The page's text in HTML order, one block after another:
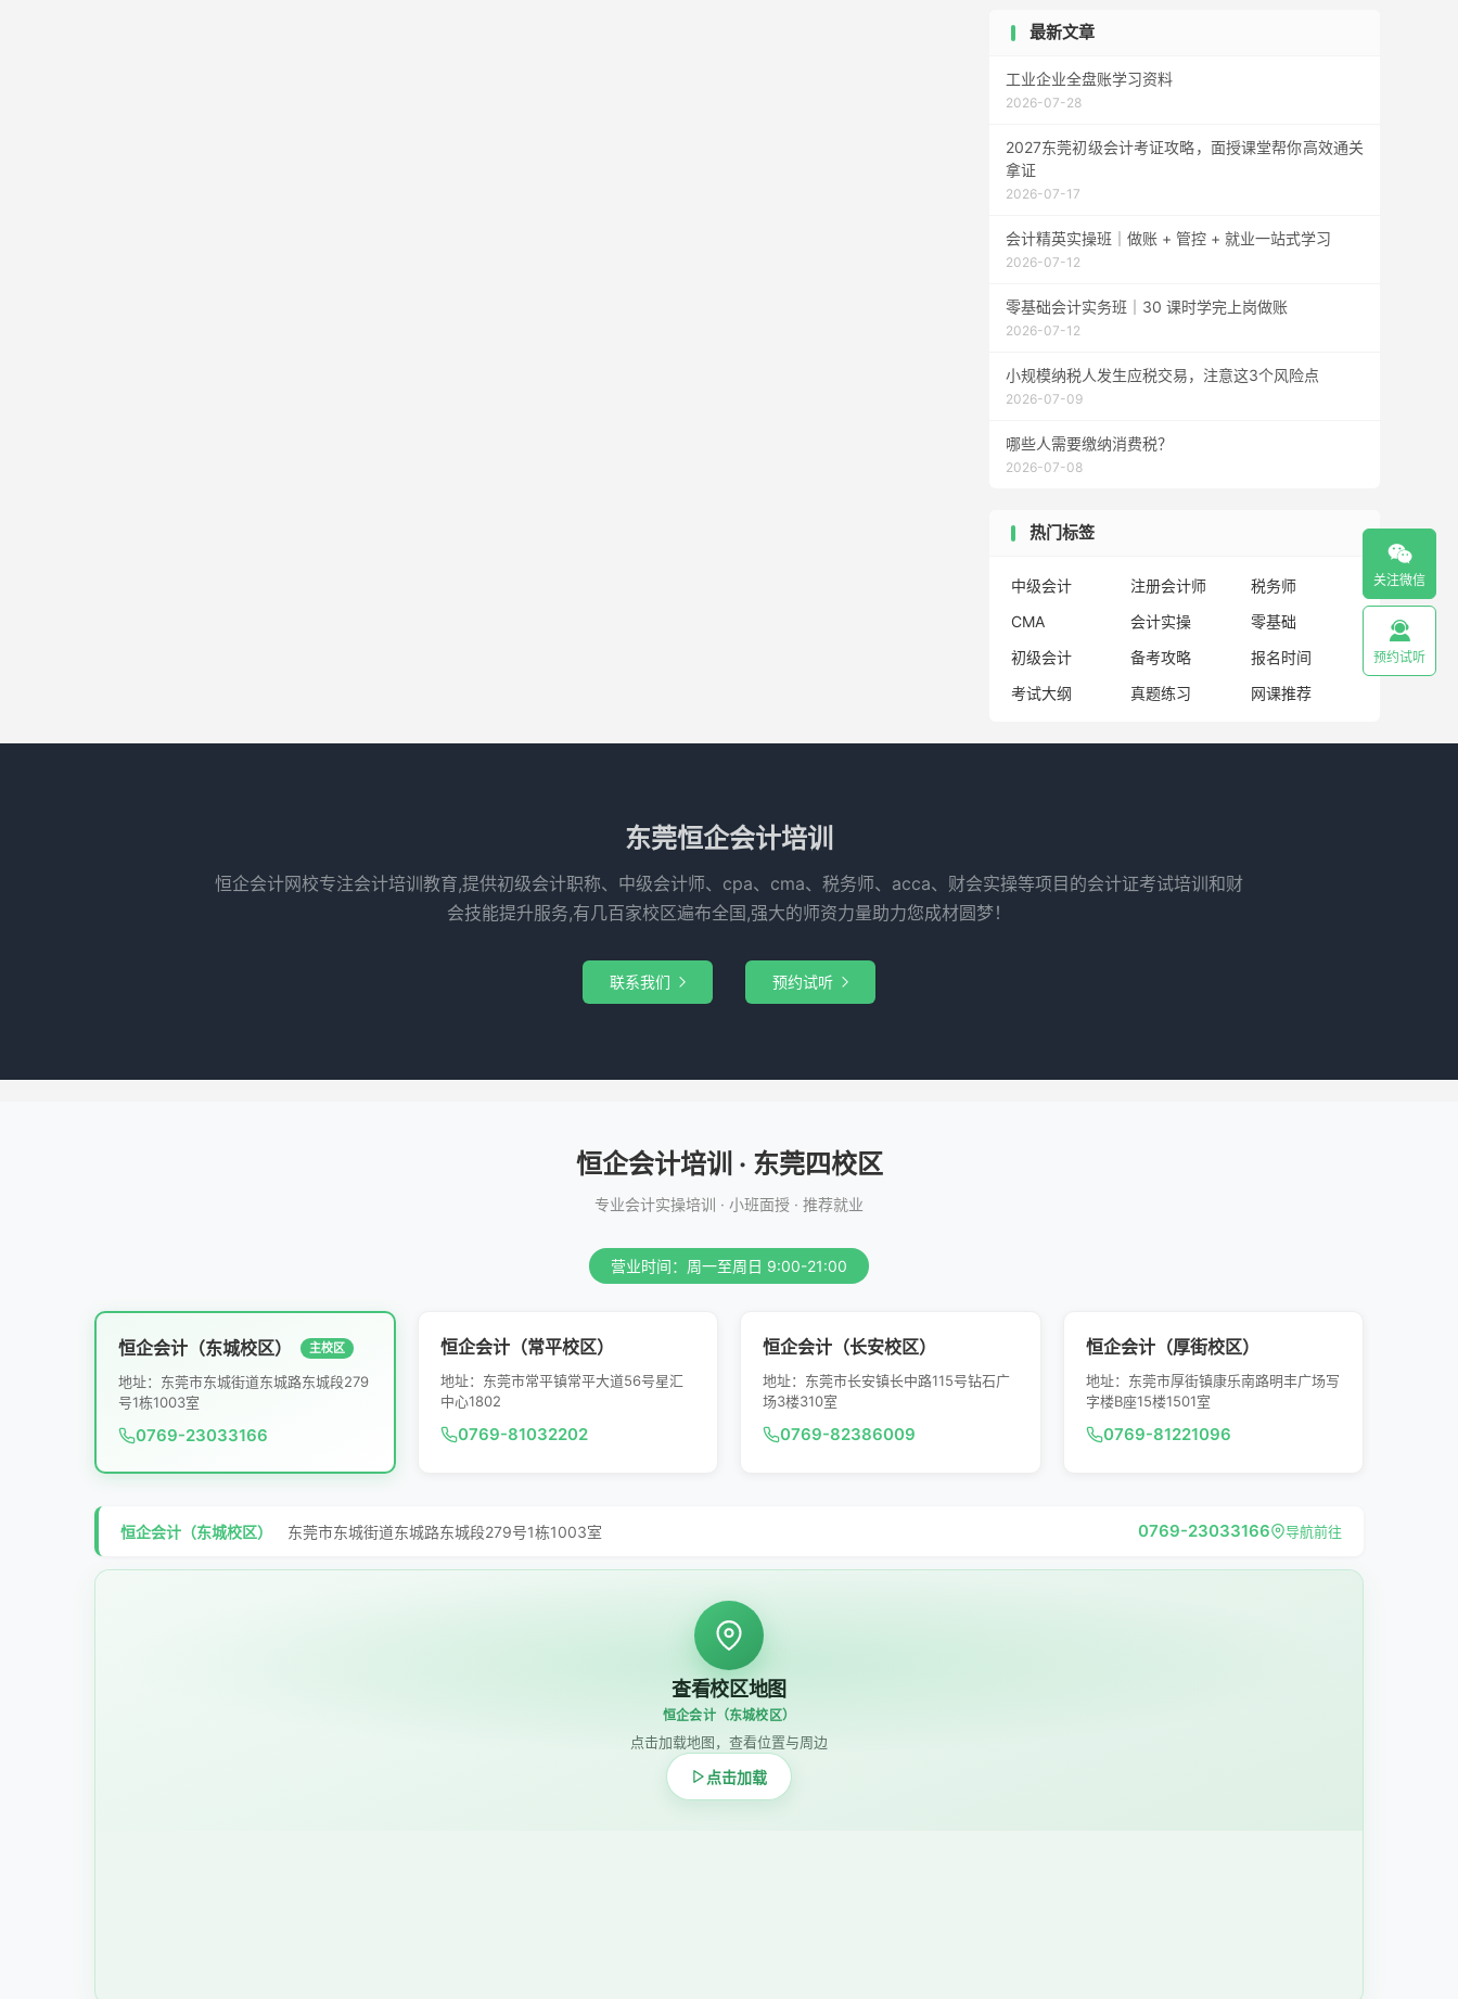
最新文章
工业企业全盘账学习资料
2026-07-28
2027东莞初级会计考证攻略，面授课堂帮你高效通关
拿证
2026-07-17
会计精英实操班｜做账 + 管控 + 就业一站式学习
2026-07-12
零基础会计实务班｜30 课时学完上岗做账
2026-07-12
小规模纳税人发生应税交易，注意这3个风险点
2026-07-09
哪些人需要缴纳消费税？
2026-07-08
热门标签
中级会计 注册会计师
税务师
CMA
会计实操
零基础
初级会计
备考攻略
报名时间
考试大纲
真题练习 网课推荐
东莞恒企会计培训
恒企会计网校专注会计培训教育,提供初级会计职称、中级会计师、cpa、cma、税务师、acca、财会实操等项目的会计证考试培训和财
会技能提升服务,有几百家校区遍布全国,强大的师资力量助力您成材圆梦！
联系我们  预约试听 
恒企会计培训 · 东莞四校区
专业会计实操培训 · 小班面授 · 推荐就业
营业时间：周一至周日 9:00-21:00
恒企会计（东城校区） 主校区
地址：东莞市东城街道东城路东城段279
号1栋1003室
0769-23033166
恒企会计（常平校区）
地址：东莞市常平镇常平大道56号星汇
中心1802
0769-81032202
恒企会计（长安校区）
地址：东莞市长安镇长中路115号钻石广
场3楼310室
0769-82386009
恒企会计（厚街校区）
地址：东莞市厚街镇康乐南路明丰广场写
字楼B座15楼1501室
0769-81221096
恒企会计（东城校区） 东莞市东城街道东城路东城段279号1栋1003室 0769-23033166 导航前往
查看校区地图
恒企会计（东城校区）
点击加载地图，查看位置与周边
点击加载

关注微信

预约试听